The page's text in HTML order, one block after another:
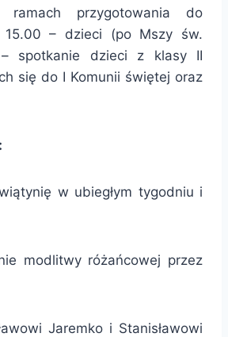
ramach przygotowania do
15.00 – dzieci (po Mszy św.
– spotkanie dzieci z klasy II
się do I Komunii świętej oraz
w ubiegłym tygodniu i
modlitwy różańcowej przez
Jaremko i Stanisławowi